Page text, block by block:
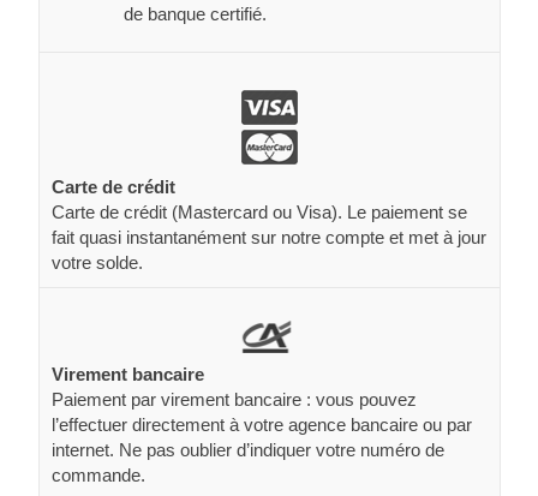
de banque certifié.
Carte de crédit
Carte de crédit (Mastercard ou Visa). Le paiement se
fait quasi instantanément sur notre compte et met à jour
votre solde.
Virement bancaire
Paiement par virement bancaire : vous pouvez
l’effectuer directement à votre agence bancaire ou par
internet. Ne pas oublier d’indiquer votre numéro de
commande.